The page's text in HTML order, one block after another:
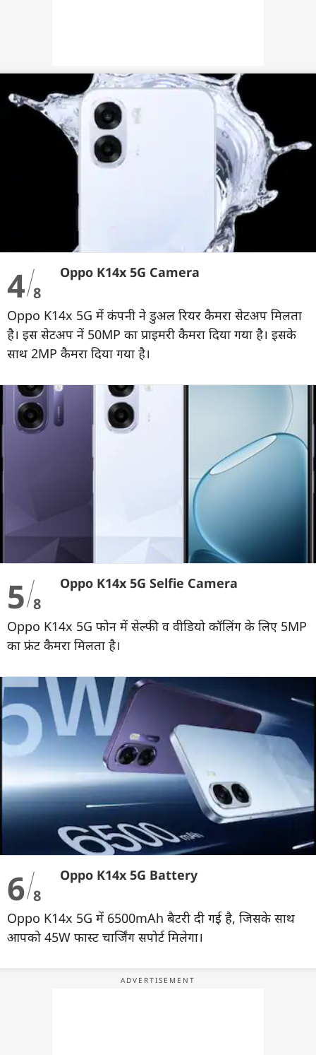
4 8
Oppo K14x 5G Camera
Oppo K14x 5G में कंपनी ने डुअल रियर कैमरा सेटअप मिलता
है। इस सेटअप नें 50MP का प्राइमरी कैमरा दिया गया है। इसके
साथ 2MP कैमरा दिया गया है।
5 8
Oppo K14x 5G Selfie Camera
Oppo K14x 5G फोन में सेल्फी व वीडियो कॉलिंग के लिए 5MP
का फ्रंट कैमरा मिलता है।
6 8
Oppo K14x 5G Battery
Oppo K14x 5G में 6500mAh बैटरी दी गई है, जिसके साथ
आपको 45W फास्ट चार्जिंग सपोर्ट मिलेगा।